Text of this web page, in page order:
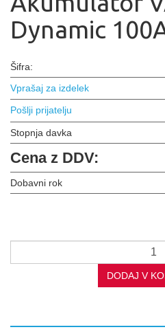
Dynamic
Šifra:
Vprašaj za izdelek
Pošlji prijatelju
Stopnja davka
Cena z DDV:
Dobavni rok
DODAJ V